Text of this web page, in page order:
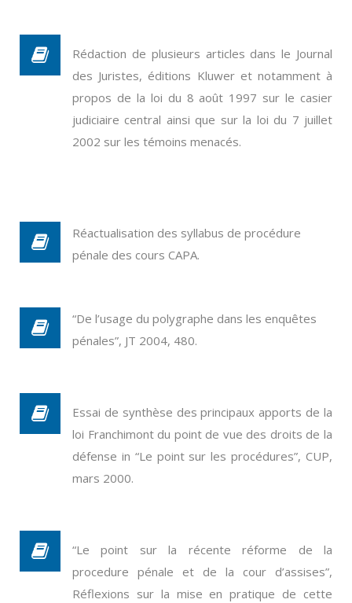
Rédaction de plusieurs articles dans le Journal
des Juristes, éditions Kluwer et notamment à
propos de la loi du 8 août 1997 sur le casier
judiciaire central ainsi que sur la loi du 7 juillet
2002 sur les témoins menacés.
Réactualisation des syllabus de procédure
pénale des cours CAPA.
“De l’usage du polygraphe dans les enquêtes
pénales”, JT 2004, 480.
Essai de synthèse des principaux apports de la
loi Franchimont du point de vue des droits de la
défense in “Le point sur les procédures”, CUP,
mars 2000.
“Le point sur la récente réforme de la
procedure pénale et de la cour d’assises”,
Réflexions sur la mise en pratique de cette